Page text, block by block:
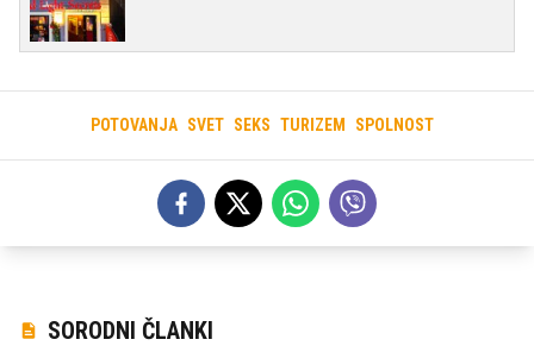
POTOVANJA SVET SEKS TURIZEM SPOLNOST
SORODNI ČLANKI